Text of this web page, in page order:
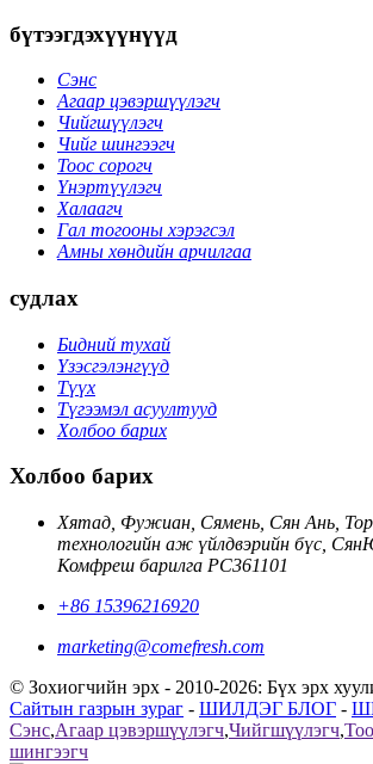
бүтээгдэхүүнүүд
Сэнс
Агаар цэвэршүүлэгч
Чийгшүүлэгч
Чийг шингээгч
Тоос сорогч
Үнэртүүлэгч
Халаагч
Гал тогооны хэрэгсэл
Амны хөндийн арчилгаа
судлах
Бидний тухай
Үзэсгэлэнгүүд
Түүх
Түгээмэл асуултууд
Холбоо барих
Холбоо барих
Хятад, Фужиан, Сямень, Сян Ань,
технологийн аж үйлдвэрийн бүс,
Комфреш барилга PC361101
+86 15396216920
marketing@comefresh.com
© Зохиогчийн эрх - 2010-2026: Бүх эрх
Сайтын газрын зураг - ШИЛДЭГ БЛОГ -
Сэнс,Агаар цэвэршүүлэгч,Чийгшүүлэгч,
шингээгч